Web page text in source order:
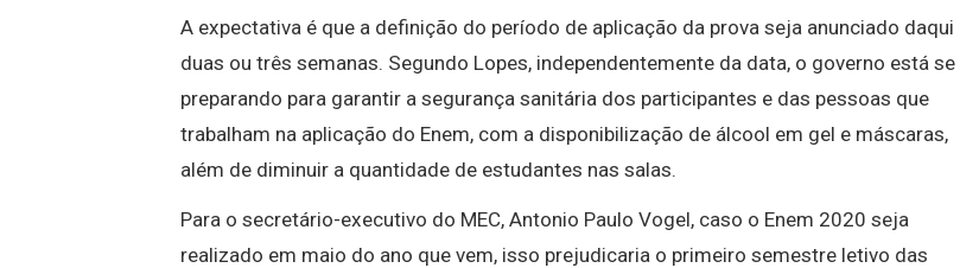
A expectativa é que a definição do período de aplicação da prova seja anunciado daqui
duas ou três semanas. Segundo Lopes, independentemente da data, o governo está se
preparando para garantir a segurança sanitária dos participantes e das pessoas que
trabalham na aplicação do Enem, com a disponibilização de álcool em gel e máscaras,
além de diminuir a quantidade de estudantes nas salas.
Para o secretário-executivo do MEC, Antonio Paulo Vogel, caso o Enem 2020 seja
realizado em maio do ano que vem, isso prejudicaria o primeiro semestre letivo das